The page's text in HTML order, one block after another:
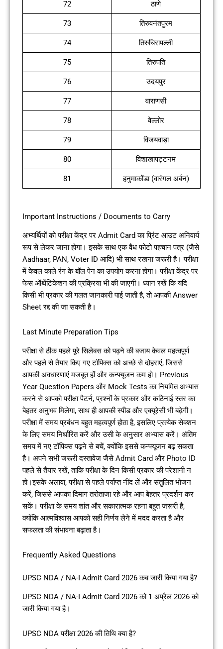
72 ठाणे
73 तिरुवनंतपुरम
74 तिरुचिरापल्ली
75 तिरुपति
76 उदयपुर
77 वाराणसी
78 वेल्लोर
79 विजयवाड़ा
80 विशाखापट्टनम
81 हनुमाकोंडा (वारंगल अर्बन)
Important Instructions / Documents to Carry
अभ्यर्थियों को परीक्षा केंद्र पर Admit Card का प्रिंट आउट अनिवार्य
रूप से लेकर जाना होगा। इसके साथ एक वैध फोटो पहचान पत्र (जैसे
Aadhaar, PAN, Voter ID आदि) भी साथ रखना जरूरी है। परीक्षा
में केवल काले रंग के बॉल पेन का उपयोग करना होगा। परीक्षा केंद्र पर
फेस ऑथेंटिकेशन की प्रक्रिया भी की जाएगी। ध्यान रखें कि यदि
किसी भी प्रकार की गलत जानकारी पाई जाती है, तो आपकी Answer
Sheet रद्द की जा सकती है।
Last Minute Preparation Tips
परीक्षा से ठीक पहले पूरे सिलेबस को पढ़ने की बजाय केवल महत्वपूर्ण
और पहले से तैयार किए गए टॉपिक्स को अच्छे से दोहराएं, जिससे
आपकी अवधारणाएं मजबूत हों और कन्फ्यूजन कम हो। Previous
Year Question Papers और Mock Tests का नियमित अभ्यास
करने से आपको परीक्षा पैटर्न, प्रश्नों के प्रकार और कठिनाई स्तर का
बेहतर अनुभव मिलेगा, साथ ही आपकी स्पीड और एक्यूरेसी भी बढ़ेगी।
परीक्षा में समय प्रबंधन बहुत महत्वपूर्ण होता है, इसलिए प्रत्येक सेक्शन
के लिए समय निर्धारित करें और उसी के अनुसार अभ्यास करें। अंतिम
समय में नए टॉपिक्स पढ़ने से बचें, क्योंकि इससे कन्फ्यूजन बढ़ सकता
है। अपने सभी जरूरी दस्तावेज जैसे Admit Card और Photo ID
पहले से तैयार रखें, ताकि परीक्षा के दिन किसी प्रकार की परेशानी न
हो।इसके अलावा, परीक्षा से पहले पर्याप्त नींद लें और संतुलित भोजन
करें, जिससे आपका दिमाग तरोताजा रहे और आप बेहतर प्रदर्शन कर
सकें। परीक्षा के समय शांत और सकारात्मक रहना बहुत जरूरी है,
क्योंकि आत्मविश्वास आपको सही निर्णय लेने में मदद करता है और
सफलता की संभावना बढ़ाता है।
Frequently Asked Questions
UPSC NDA / NA-I Admit Card 2026 कब जारी किया गया है?
UPSC NDA / NA-I Admit Card 2026 को 1 अप्रैल 2026 को
जारी किया गया है।
UPSC NDA परीक्षा 2026 की तिथि क्या है?